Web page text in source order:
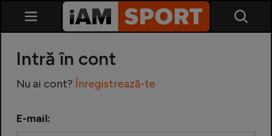
Intră în cont
Nu ai cont? Înregistrează-te
E-mail: